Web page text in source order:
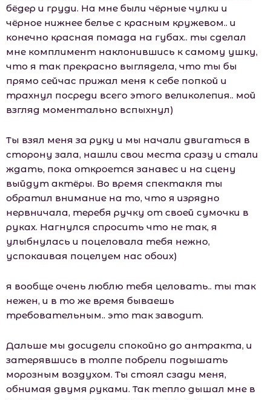
бёдер и груди. На мне были чёрные чулки и
чёрное нижнее белье с красным кружевом.. и
конечно красная помада на губах.. ты сделал
мне комплимент наклонившись к самому ушку,
что я так прекрасно выглядела, что ты бы
прямо сейчас прижал меня к себе попкой и
трахнул посреди всего этого великолепия.. мой
взгляд моментально вспыхнул)
Ты взял меня за руку и мы начали двигаться в
сторону зала, нашли свои места сразу и стали
ждать, пока откроется занавес и на сцену
выйдут актёры. Во время спектакля ты
обратил внимание на то, что я изрядно
нервничала, теребя ручку от своей сумочки в
руках. Нагнулся спросить что не так, я
улыбнулась и поцеловала тебя нежно,
успокаивая поцелуем нас обоих)
я вообще очень люблю тебя целовать.. ты так
нежен, и в то же время бываешь
требовательным.. это так заводит.
Дальше мы досидели спокойно до антракта, и
затерявшись в толпе побрели подышать
морозным воздухом. Ты стоял сзади меня,
обнимая двумя руками. Так тепло дышал мне в